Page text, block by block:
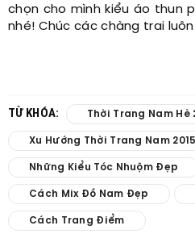
chọn cho mình kiểu áo thun
nhé! Chúc các chàng trai
TỪ KHÓA: Thời Trang Nam Hè
Xu Hướng Thời Trang Nam 2015
Những Kiểu Tóc Nhuộm Đẹp
Cách Mix Đồ Nam Đẹp
Cách Trang Điểm